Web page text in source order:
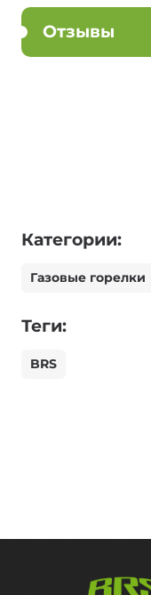
Отзывы
Категории:
Газовые горелки
Теги:
BRS